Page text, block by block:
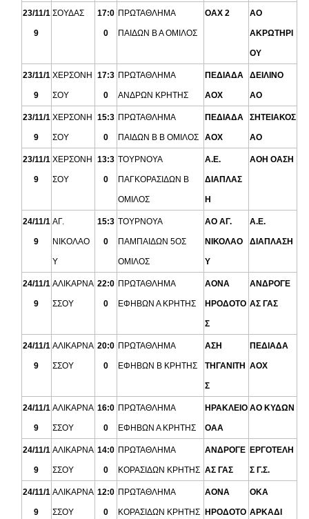
23/11/1
9
ΣΟΥΔΑΣ 17:0
0
ΠΡΩΤΑΘΛΗΜΑ
ΠΑΙΔΩΝ Β Α ΟΜΙΛΟΣ
ΟΑΧ 2 ΑΟ
ΑΚΡΩΤΗΡΙ
ΟΥ
23/11/1
9
ΧΕΡΣΟΝΗ
ΣΟΥ
17:3
0
ΠΡΩΤΑΘΛΗΜΑ
ΑΝΔΡΩΝ ΚΡΗΤΗΣ
ΠΕΔΙΑΔΑ
ΑΟΧ
ΔΕΙΛΙΝΟ
ΑΟ
23/11/1
9
ΧΕΡΣΟΝΗ
ΣΟΥ
15:3
0
ΠΡΩΤΑΘΛΗΜΑ
ΠΑΙΔΩΝ Β Β ΟΜΙΛΟΣ
ΠΕΔΙΑΔΑ
ΑΟΧ
ΣΗΤΕΙΑΚΟΣ
ΑΟ
23/11/1
9
ΧΕΡΣΟΝΗ
ΣΟΥ
13:3
0
ΤΟΥΡΝΟΥΑ
ΠΑΓΚΟΡΑΣΙΔΩΝ Β
ΟΜΙΛΟΣ
Α.Ε.
ΔΙΑΠΛΑΣ
Η
ΑΟΗ ΟΑΣΗ
24/11/1
9
ΑΓ.
ΝΙΚΟΛΑΟ
Υ
15:3
0
ΤΟΥΡΝΟΥΑ
ΠΑΜΠΑΙΔΩΝ 5ΟΣ
ΟΜΙΛΟΣ
ΑΟ ΑΓ.
ΝΙΚΟΛΑΟ
Υ
Α.Ε.
ΔΙΑΠΛΑΣΗ
24/11/1
9
ΑΛΙΚΑΡΝΑ
ΣΣΟΥ
22:0
0
ΠΡΩΤΑΘΛΗΜΑ
ΕΦΗΒΩΝ Α ΚΡΗΤΗΣ
ΑΟΝΑ
ΗΡΟΔΟΤΟ
Σ
ΑΝΔΡΟΓΕ
ΑΣ ΓΑΣ
24/11/1
9
ΑΛΙΚΑΡΝΑ
ΣΣΟΥ
20:0
0
ΠΡΩΤΑΘΛΗΜΑ
ΕΦΗΒΩΝ Β ΚΡΗΤΗΣ
ΑΣΗ
ΤΗΓΑΝΙΤΗ
Σ
ΠΕΔΙΑΔΑ
ΑΟΧ
24/11/1
9
ΑΛΙΚΑΡΝΑ
ΣΣΟΥ
16:0
0
ΠΡΩΤΑΘΛΗΜΑ
ΕΦΗΒΩΝ Α ΚΡΗΤΗΣ
ΗΡΑΚΛΕΙΟ
ΟΑΑ
ΑΟ ΚΥΔΩΝ
24/11/1
9
ΑΛΙΚΑΡΝΑ
ΣΣΟΥ
14:0
0
ΠΡΩΤΑΘΛΗΜΑ
ΚΟΡΑΣΙΔΩΝ ΚΡΗΤΗΣ
ΑΝΔΡΟΓΕ
ΑΣ ΓΑΣ
ΕΡΓΟΤΕΛΗ
Σ Γ.Σ.
24/11/1
9
ΑΛΙΚΑΡΝΑ
ΣΣΟΥ
12:0
0
ΠΡΩΤΑΘΛΗΜΑ
ΚΟΡΑΣΙΔΩΝ ΚΡΗΤΗΣ
ΑΟΝΑ
ΗΡΟΔΟΤΟ
ΟΚΑ
ΑΡΚΑΔΙ